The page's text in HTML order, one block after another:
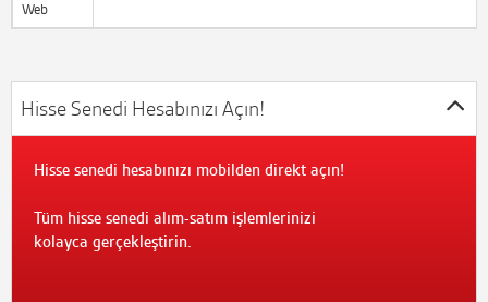
Web
Hisse Senedi Hesabınızı Açın!
Hisse senedi hesabınızı mobilden direkt açın!
Tüm hisse senedi alım-satım işlemlerinizi
kolayca gerçekleştirin.